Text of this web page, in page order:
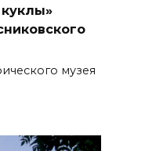
музея